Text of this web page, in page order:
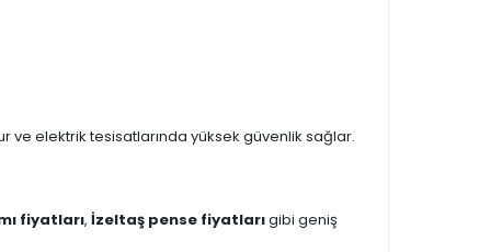
ve elektrik tesisatlarında yüksek güvenlik sağlar.
fiyatları, İzeltaş pense fiyatlarıgibi geniş